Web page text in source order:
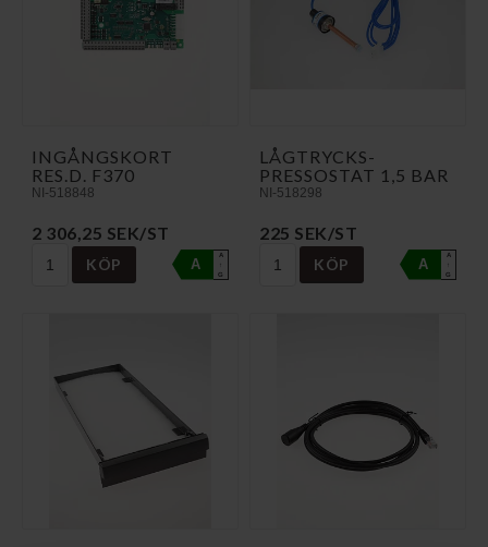
INGÅNGSKORT
RES.D. F370
NI-518848
2 306,25 SEK/ST
KÖP A
A
↑
G
LÅGTRYCKS-
PRESSOSTAT 1,5 BAR
NI-518298
225 SEK/ST
KÖP A
A
↑
G